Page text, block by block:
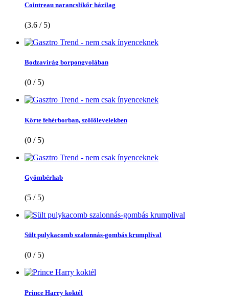
Cointreau narancslikőr házilag
(3.6 / 5)
Bodzavirág borpongyolában
(0 / 5)
Körte fehérborban, szőlőlevelekben
(0 / 5)
Gyömbérhab
(5 / 5)
Sült pulykacomb szalonnás-gombás krumplival
(0 / 5)
Prince Harry koktél